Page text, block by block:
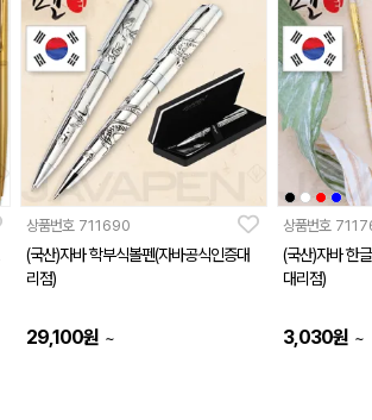
상품번호 711690
(국산)자바 학부식볼펜(자바공식인증대
리점)
29,100원 ~
상품번호
(국산)자바 한
대리점)
3,030원 ~